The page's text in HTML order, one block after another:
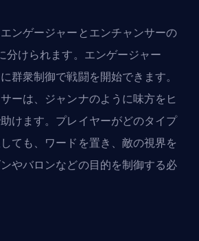
ンゲージャーとエンチャンサーの
分けられます。エンゲージャー
群衆制御で戦闘を開始できます。
ーは、ジャンナのように味方をヒ
けます。プレイヤーがどのタイプ
ても、ワードを置き、敵の視界を
やバロンなどの目的を制御する必